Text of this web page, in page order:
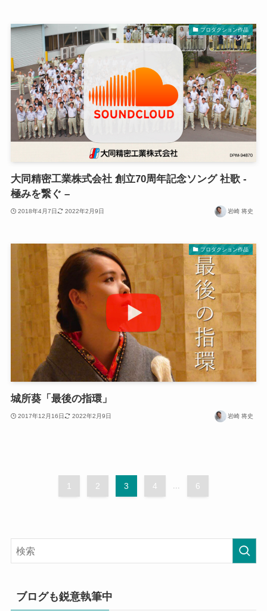
プロダクション作品
大同精密工業株式会社 創立70周年記念ソング 社歌 -
極みを繋ぐ –
2018年4月7日 2022年2月9日 岩崎 将史
プロダクション作品
城所葵「最後の指環」
2017年12月16日 2022年2月9日 岩崎 将史
1 2 3 4 6
ブログも鋭意執筆中